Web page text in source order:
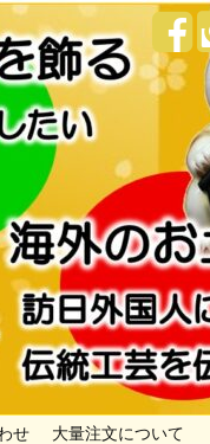
せ 大量注文について